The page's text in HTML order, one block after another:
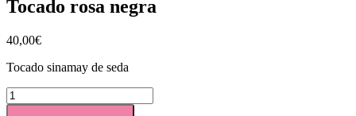
Tocado rosa negra
40,00€
Tocado sinamay de seda
Tocado
rosa